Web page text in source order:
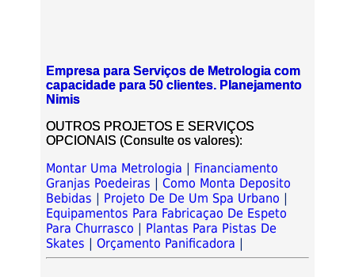
Empresa para Serviços de Metrologia com
capacidade para 50 clientes. Planejamento
Nimis
OUTROS PROJETOS E SERVIÇOS
OPCIONAIS (Consulte os valores):
Montar Uma Metrologia
Financiamento
Granjas Poedeiras |Como Monta Deposito
Bebidas
Projeto De De Um Spa Urbano
Equipamentos Para Fabricaçao De Espeto
Para Churrasco
Plantas Para Pistas De
Skates
|Orçamento Panificadora